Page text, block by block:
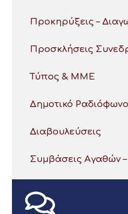
Προκηρύξεις –
Προσκλήσεις
Τύπος & ΜΜΕ
Δημοτικό Ραδιόφωνο
Διαβουλεύσεις
Συμβάσεις Αγαθών